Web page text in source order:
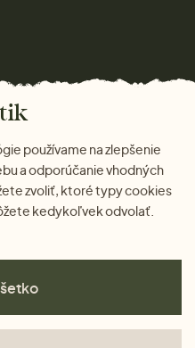
používame na zlepšenie
a odporúčanie vhodných
zvoliť, ktoré typy cookies
kedykoľvek odvolať.